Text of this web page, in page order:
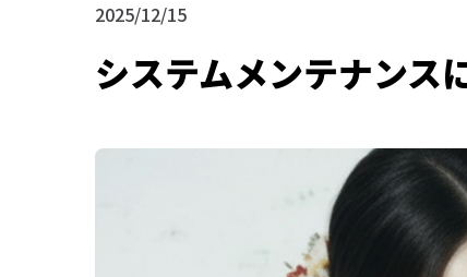
2025/12/15
システムメンテナンス